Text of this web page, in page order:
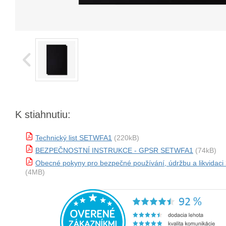
K stiahnutiu:
Technický list SETWFA1 (220kB)
BEZPEČNOSTNÍ INSTRUKCE - GPSR SETWFA1 (74kB)
Obecné pokyny pro bezpečné používání, údržbu a likvidaci
(4MB)